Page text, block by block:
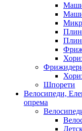
Шпорети
Велосипеди,
опрема